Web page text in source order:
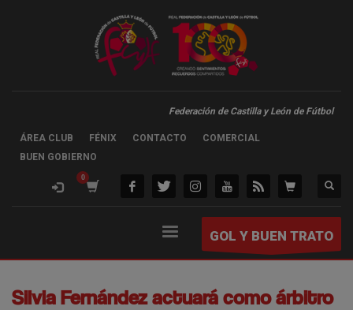
Federación de Castilla y León de Fútbol
ÁREA CLUB FÉNIX CONTACTO
COMERCIAL
BUEN GOBIERNO
GOL Y BUEN TRATO
Silvia Fernández actuará como árbitro